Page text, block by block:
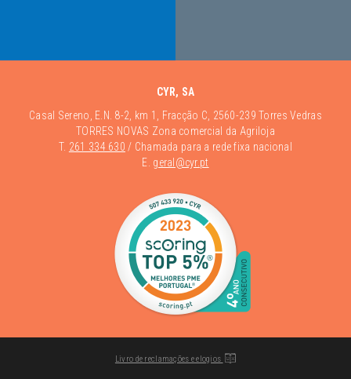
CYR, SA
Casal Sereno, E.N. 8-2, km 1, Fracção C, 2560-239 Torres Vedras
TORRES NOVAS Zona comercial da Agriloja
T. 261 334 630 / Chamada para a rede fixa nacional
E. geral@cyr.pt
Livro de reclamações e elogios